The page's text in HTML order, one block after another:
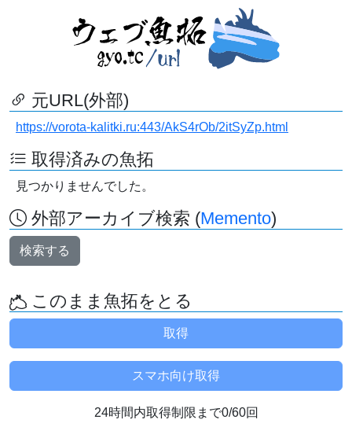
元URL(外部)
https://vorota-kalitki.ru:443/AkS4rOb/2itSyZp.html
取得済みの魚拓
見つかりませんでした。
外部アーカイブ検索 (Memento)
検索する
このまま魚拓をとる
24時間内取得制限まで0/60回